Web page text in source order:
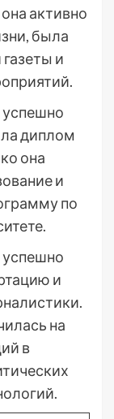
активно
была
и
успешно
диплом
она
и
по
успешно
и
на
в